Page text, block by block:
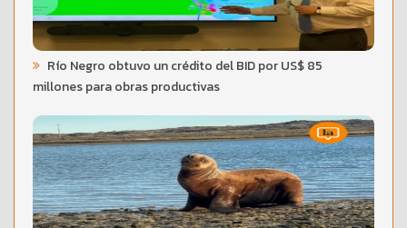
Río Negro obtuvo un crédito del BID por US$ 85
millones para obras productivas